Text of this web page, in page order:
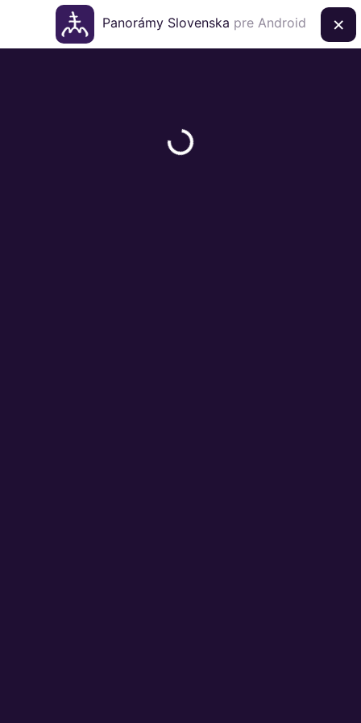
Panorámy Slovenska pre Android ×